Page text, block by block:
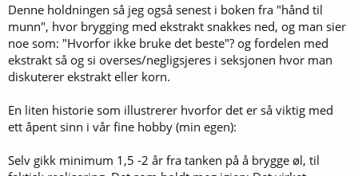
-Deluze
Denne holdningen så jeg også senest i boken fra "hånd til
munn", hvor brygging med ekstrakt snakkes ned, og man sier
noe som: "Hvorfor ikke bruke det beste"? og fordelen med
ekstrakt så og si overses/negligsjeres i seksjonen hvor man
diskuterer ekstrakt eller korn.
En liten historie som illustrerer hvorfor det er så viktig med
ett åpent sinn i vår fine hobby (min egen):
Selv gikk minimum 1,5 -2 år fra tanken på å brygge øl, til